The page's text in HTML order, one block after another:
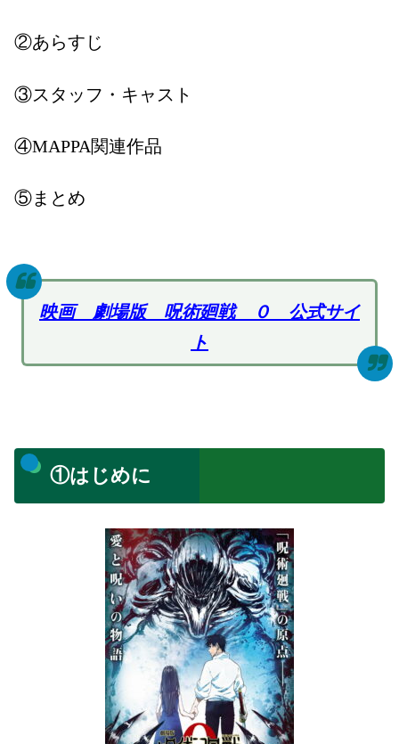
②あらすじ
③スタッフ・キャスト
④MAPPA関連作品
⑤まとめ
映画 劇場版 呪術廻戦 ０ 公式サイ
ト
①はじめに